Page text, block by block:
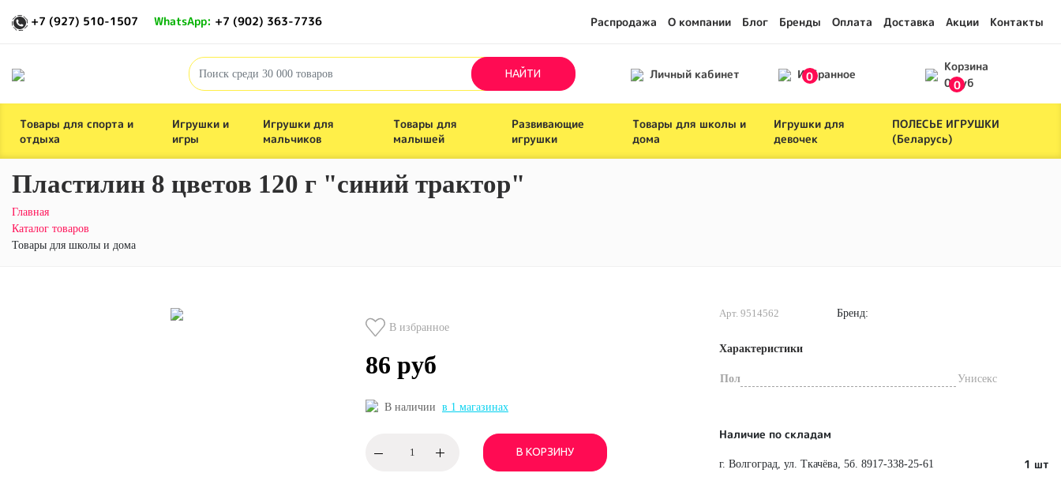
+7 (927) 510-1507 WhatsApp: +7 (902) 363-7736 Распродажа О компании Блог Бренды Оплата Доставка Акции Контакты
Личный кабинет Избранное
0
Корзина
0 руб
0
Товары для спорта и
отдыха
Игрушки и
игры
Игрушки для
мальчиков
Товары для
малышей
Развивающие
игрушки
Товары для школы и
дома
Игрушки для
девочек
ПОЛЕСЬЕ ИГРУШКИ
(Беларусь)
Пластилин 8 цветов 120 г "синий трактор"
Главная
Каталог товаров
Товары для школы и дома
В избранное
86 руб
В наличии в 1 магазинах
В КОРЗИНУ
Арт. 9514562 Бренд:
Характеристики
Пол Унисекс
Наличие по складам
г. Волгоград, ул. Ткачёва, 5б. 8917-338-25-61 1 шт